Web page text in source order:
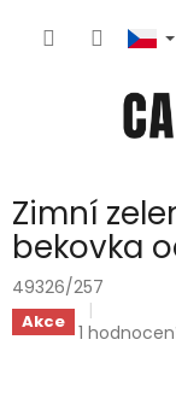
Zimní
bekovka
49326/257
Akce Průměrné
1